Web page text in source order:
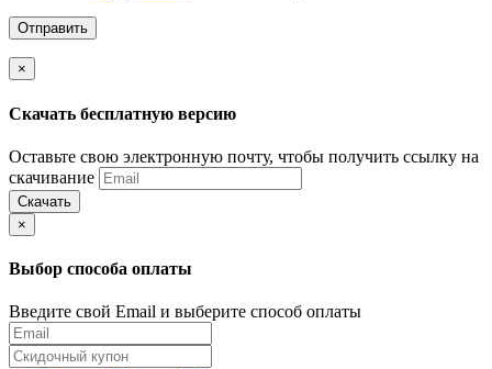
×
Скачать бесплатную версию
Оставьте свою электронную почту, чтобы получить ссылку на
скачивание
Скачать
×
Выбор способа оплаты
Введите свой Email и выберите способ оплаты